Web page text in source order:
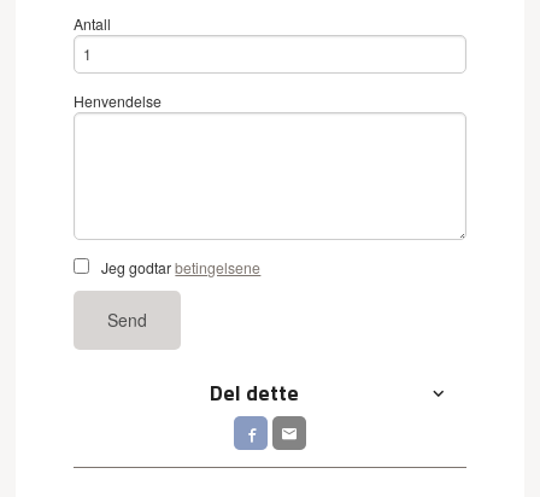
Antall
Henvendelse
Jeg godtarbetingelsene
Send
Del dette